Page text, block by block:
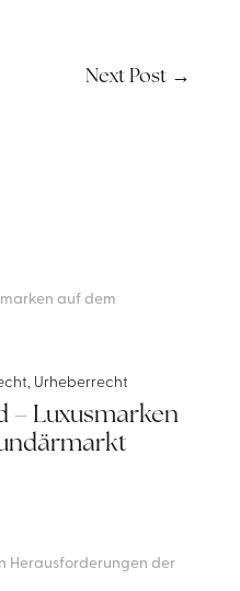
Next Post →
– Luxusmarken
, Urheberrecht